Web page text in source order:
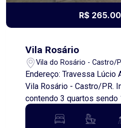
R$
Vila Rosário
Vila do Rosário - Castro/
Endereço: Travessa Lúcio
Vila Rosário - Castro/PR. Imóvel de esquina
contendo 3 quartos sendo
sala de jantar, cozinha,
garagem para até 3 carros